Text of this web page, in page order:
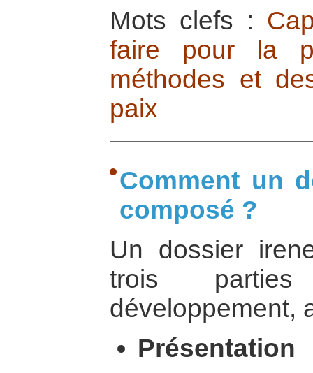
Mots clefs :
faire pour la
méthodes et
paix
Comment un
composé ?
Un dossier
trois
développement,
Présentation